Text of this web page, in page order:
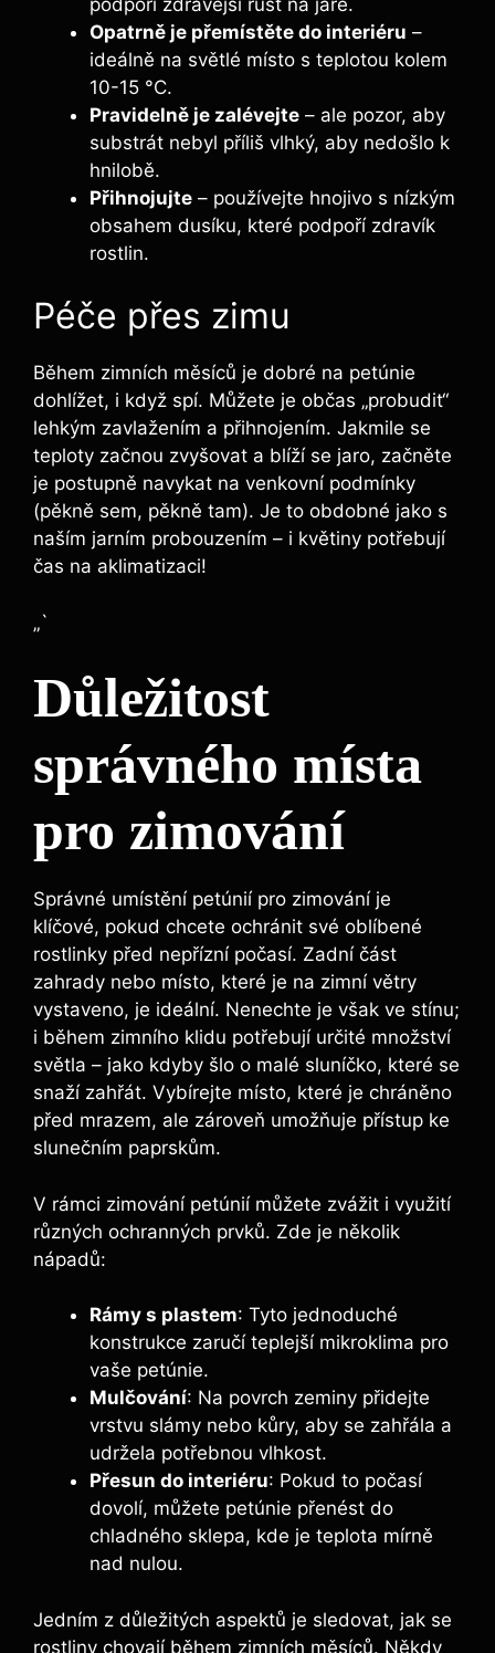
Opatrně je přemístěte do interiéru –
ideálně na světlé místo s teplotou kolem
10-15 °C.
Pravidelně je zalévejte – ale pozor, aby
substrát nebyl příliš vlhký, aby nedošlo k
hnilobě.
Přihnojujte – používejte hnojivo s nízkým
obsahem dusíku, které podpoří zdravík
rostlin.
Péče přes zimu
Během zimních měsíců je dobré na petúnie
dohlížet, i když spí. Můžete je občas „probudit“
lehkým zavlažením a přihnojením. Jakmile se
teploty začnou zvyšovat a blíží se jaro, začněte
je postupně navykat na venkovní podmínky
(pěkně sem, pěkně tam). Je to obdobné jako s
naším jarním probouzením – i květiny potřebují
čas na aklimatizaci!
„`
Důležitost
správného místa
pro zimování
Správné umístění petúnií pro zimování je
klíčové, pokud chcete ochránit své oblíbené
rostlinky před nepřízní počasí. Zadní část
zahrady nebo místo, které je na zimní větry
vystaveno, je ideální. Nenechte je však ve stínu;
i během zimního klidu potřebují určité množství
světla – jako kdyby šlo o malé sluníčko, které se
snaží zahřát. Vybírejte místo, které je chráněno
před mrazem, ale zároveň umožňuje přístup ke
slunečním paprskům.
V rámci zimování petúnií můžete zvážit i využití
různých ochranných prvků. Zde je několik
nápadů:
Rámy s plastem: Tyto jednoduché
konstrukce zaručí teplejší mikroklima pro
vaše petúnie.
Mulčování: Na povrch zeminy přidejte
vrstvu slámy nebo kůry, aby se zahřála a
udržela potřebnou vlhkost.
Přesun do interiéru: Pokud to počasí
dovolí, můžete petúnie přenést do
chladného sklepa, kde je teplota mírně
nad nulou.
Jedním z důležitých aspektů je sledovat, jak se
rostliny chovají během zimních měsíců. Někdy